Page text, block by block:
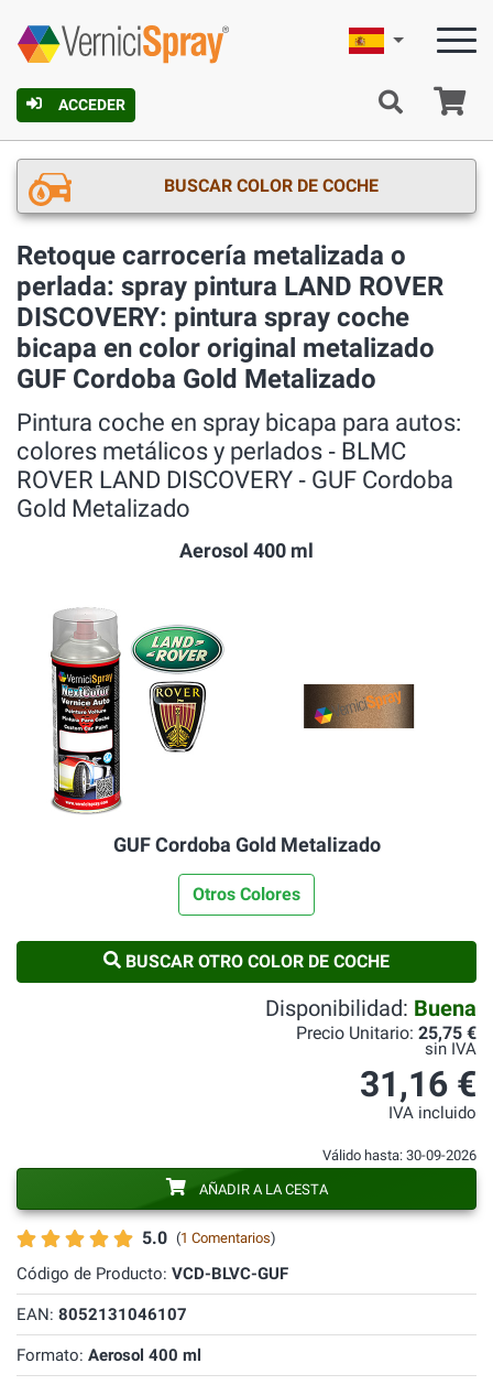
ACCEDER
Español
BUSCAR COLOR DE COCHE
Retoque carrocería metalizada o
perlada: spray pintura LAND ROVER
DISCOVERY: pintura spray coche
bicapa en color original metalizado
GUF Cordoba Gold Metalizado
Pintura coche en spray bicapa para autos:
colores metálicos y perlados ‐ BLMC
ROVER LAND DISCOVERY ‐ GUF Cordoba
Gold Metalizado
Aerosol 400 ml
GUF Cordoba Gold Metalizado
Otros Colores
BUSCAR OTRO COLOR DE COCHE
5.0 (1 Comentarios)
Código de Producto: VCD-BLVC-GUF
EAN: 8052131046107
Formato: Aerosol 400 ml
Disponibilidad: Buena
Precio Unitario: 25,75 €
sin IVA
31,16 €
IVA incluido
Válido hasta: 30-09-2026
AÑADIR A LA CESTA